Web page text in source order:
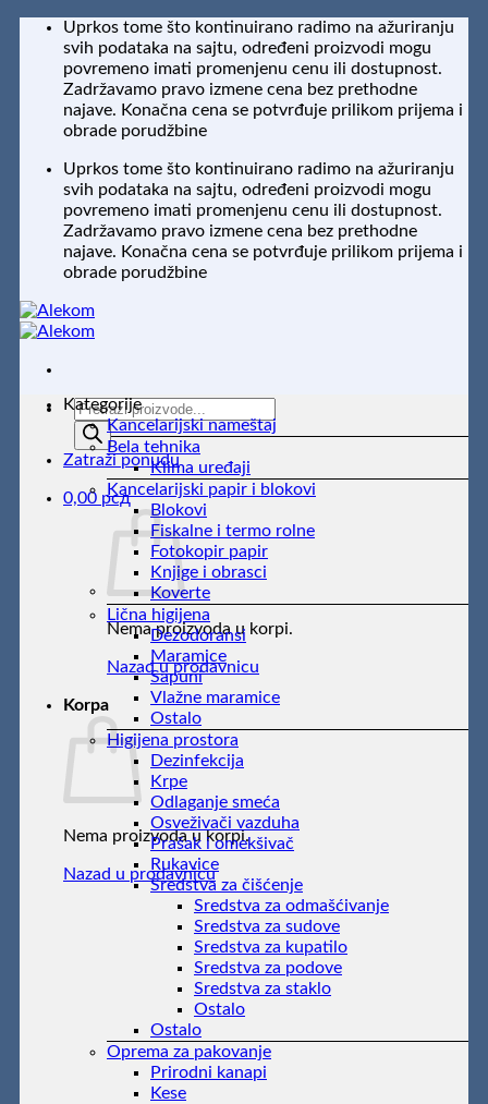
Preskoči
sadržaj
Uprkos tome što kontinuirano radimo na ažuriranju
svih podataka na sajtu, određeni proizvodi mogu
povremeno imati promenjenu cenu ili dostupnost.
Zadržavamo pravo izmene cena bez prethodne
najave. Konačna cena se potvrđuje prilikom prijema i
obrade porudžbine
Uprkos tome što kontinuirano radimo na ažuriranju
svih podataka na sajtu, određeni proizvodi mogu
povremeno imati promenjenu cenu ili dostupnost.
Zadržavamo pravo izmene cena bez prethodne
najave. Konačna cena se potvrđuje prilikom prijema i
obrade porudžbine
Products
search
Zatraži ponudu
0,00 рсд
Nema proizvoda u korpi.
Nazad u prodavnicu
Korpa
Nema proizvoda u korpi.
Nazad u prodavnicu
Kategorije
Kancelarijski nameštaj
Bela tehnika
Klima uređaji
Kancelarijski papir i blokovi
Blokovi
Fiskalne i termo rolne
Fotokopir papir
Knjige i obrasci
Koverte
Lična higijena
Dezodoransi
Maramice
Sapuni
Vlažne maramice
Ostalo
Higijena prostora
Dezinfekcija
Krpe
Odlaganje smeća
Osveživači vazduha
Prašak i omekšivač
Rukavice
Sredstva za čišćenje
Sredstva za odmašćivanje
Sredstva za sudove
Sredstva za kupatilo
Sredstva za podove
Sredstva za staklo
Ostalo
Ostalo
Oprema za pakovanje
Prirodni kanapi
Kese